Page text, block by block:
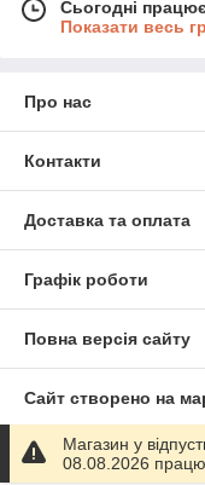
Сьогодні
Показати весь
Про нас
Контакти
Доставка та оплата
Графік роботи
Повна версія сайту
Сайт створено на
Політика
Магазин у
08.08.2026